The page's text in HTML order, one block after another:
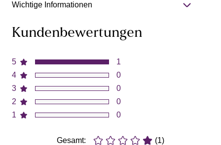
Wichtige Informationen
Kundenbewertungen
5
4
3
2
1
1
0
0
0
0
Gesamt: (1)